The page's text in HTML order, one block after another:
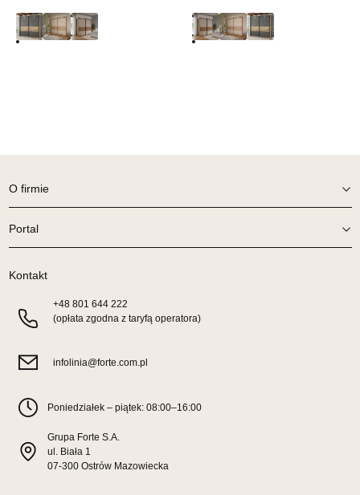
UL.KILIŃSZCZAKÓW 43
78-600 WAŁCZ
Wybierz
SALON MEBLOWY TED
Salon meblowy
83-340 SIERAKOWICE
Adres e-mail:meb_ted@o2.pl
Godziny otwarcia
SALON MEBLOWY PRYM
Salon meblowy
O firmie
Portal
Kontakt
+48 801 644 222
(opłata zgodna z taryfą operatora)
infolinia@forte.com.pl
Poniedziałek – piątek: 08:00–16:00
Grupa Forte S.A.
ul. Biała 1
07-300 Ostrów Mazowiecka